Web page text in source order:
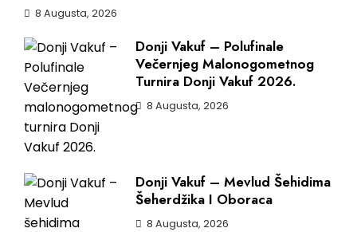
8 Augusta, 2026
Donji Vakuf – Polufinale
Večernjeg Malonogometnog
Turnira Donji Vakuf 2026.
8 Augusta, 2026
Donji Vakuf – Mevlud Šehidima
Šeherdžika I Oboraca
8 Augusta, 2026